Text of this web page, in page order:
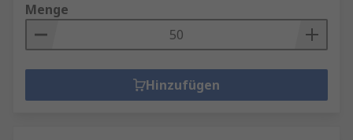
Menge
Hinzufügen